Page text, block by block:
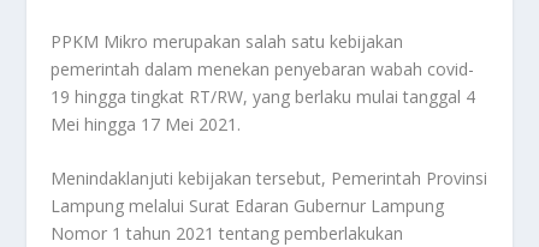
PPKM Mikro merupakan salah satu kebijakan
pemerintah dalam menekan penyebaran wabah covid-
19 hingga tingkat RT/RW, yang berlaku mulai tanggal 4
Mei hingga 17 Mei 2021.
Menindaklanjuti kebijakan tersebut, Pemerintah Provinsi
Lampung melalui Surat Edaran Gubernur Lampung
Nomor 1 tahun 2021 tentang pemberlakukan